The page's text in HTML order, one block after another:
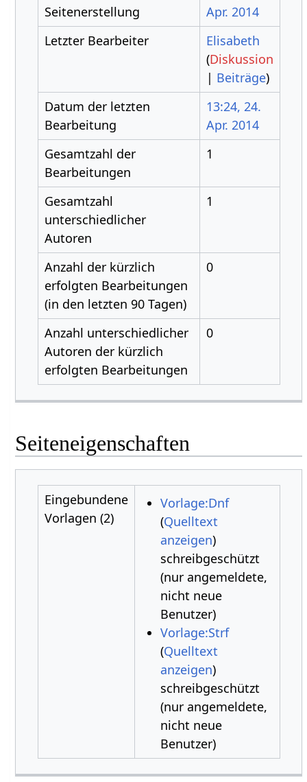
Seitenerstellung
Apr. 2014
Letzter Bearbeiter
Elisabeth
(Diskussion
| Beiträge)
Datum der letzten
Bearbeitung
13:24, 24.
Apr. 2014
Gesamtzahl der
Bearbeitungen
1
Gesamtzahl
unterschiedlicher
Autoren
1
Anzahl der kürzlich
erfolgten Bearbeitungen
(in den letzten 90 Tagen)
0
Anzahl unterschiedlicher
Autoren der kürzlich
erfolgten Bearbeitungen
0
Seiteneigenschaften
Eingebundene
Vorlagen (2)
Vorlage:Dnf
(Quelltext
anzeigen)
schreibgeschützt
(nur angemeldete,
nicht neue
Benutzer)
Vorlage:Strf
(Quelltext
anzeigen)
schreibgeschützt
(nur angemeldete,
nicht neue
Benutzer)